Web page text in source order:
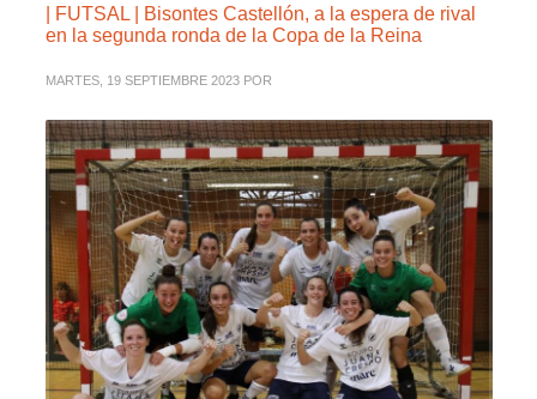
| FUTSAL | Bisontes Castellón, a la espera de rival
en la segunda ronda de la Copa de la Reina
MARTES, 19 SEPTIEMBRE 2023 POR